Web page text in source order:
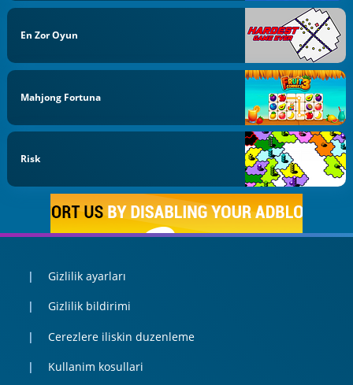
En Zor Oyun
Mahjong Fortuna
Risk
Gizlilik ayarları
Gizlilik bildirimi
Cerezlere iliskin duzenleme
Kullanim kosullari